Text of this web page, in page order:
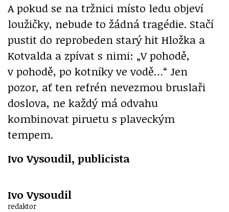
A pokud se na tržnici místo ledu objeví
loužičky, nebude to žádná tragédie. Stačí
pustit do reprobeden starý hit Hložka a
Kotvalda a zpívat s nimi: „V pohodě,
v pohodě, po kotníky ve vodě…“ Jen
pozor, ať ten refrén nevezmou bruslaři
doslova, ne každý má odvahu
kombinovat piruetu s plaveckým
tempem.
Ivo Vysoudil, publicista
Ivo Vysoudil
redaktor